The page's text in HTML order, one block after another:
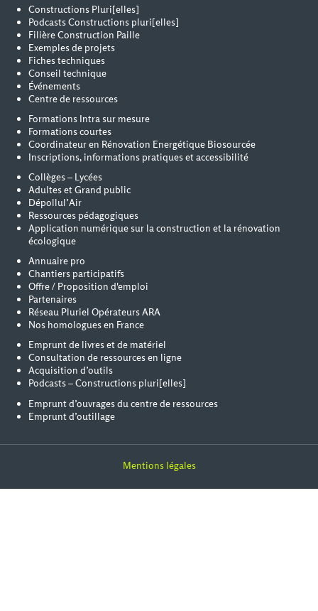
Constructions Pluri[elles]
Podcasts Constructions pluri[elles]
Filière Construction Paille
Exemples de projets
Fiches techniques
Conseil technique
Événements
Centre de ressources
Formations Intra sur mesure
Formations courtes
Coordinateur en Rénovation Energétique Biosourcée
Inscriptions, informations pratiques et accessibilité
Collèges – Lycées
Adultes et Grand public
Dépollul’Air
Ressources pédagogiques
Application numérique sur la construction et la rénovation
écologique
Annuaire pro
Chantiers participatifs
Offre / Proposition d'emploi
Partenaires
Réseau Pluriel Opérateurs ARA
Nos homologues en France
Emprunt de livres et de matériel
Consultation de ressources en ligne
Acquisition d’outils
Podcasts – Constructions pluri[elles]
Emprunt d’ouvrages du centre de ressources
Emprunt d’outillage
Mentions légales